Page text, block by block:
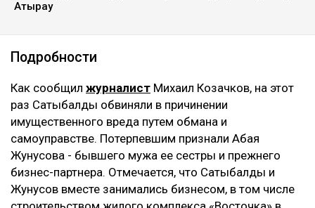
Атырау
Подробности
Как сообщил журналист Михаил Козачков, на этот
раз Сатыбалды обвиняли в причинении
имущественного вреда путем обмана и
самоуправстве. Потерпевшим признали Абая
Жунусова - бывшего мужа ее сестры и прежнего
бизнес-партнера. Отмечается, что Сатыбалды и
Жунусов вместе занимались бизнесом, в том числе